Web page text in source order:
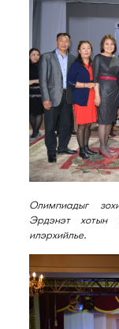
Олимпиадыг
Эрдэнэт хотын
илэрхийлье.